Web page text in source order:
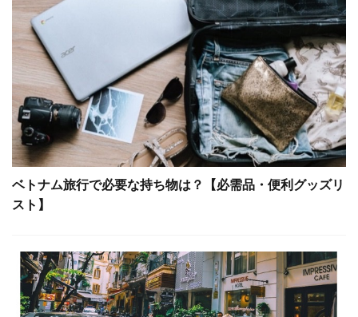
ベトナム旅行で必要な持ち物は？【必需品・便利グッズリ
スト】